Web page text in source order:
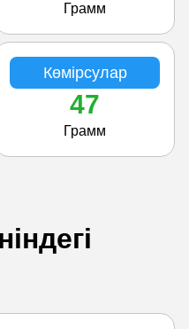
Грамм
Көмірсулар
47
Грамм